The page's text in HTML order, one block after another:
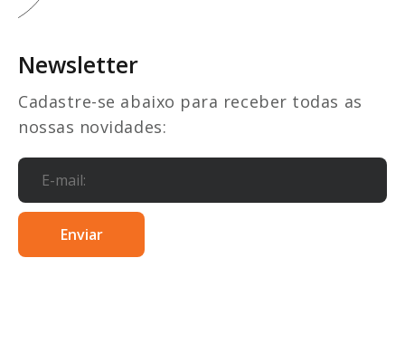
Newsletter
Cadastre-se abaixo para receber todas as
nossas novidades: